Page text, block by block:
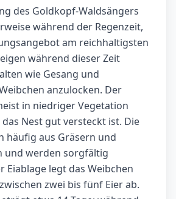
des Goldkopf-Waldsängers
während der Regenzeit,
am reichhaltigsten
während dieser Zeit
wie Gesang und
anzulocken. Der
in niedriger Vegetation
Nest gut versteckt ist. Die
häufig aus Gräsern und
und werden sorgfältig
Eiablage legt das Weibchen
zwei bis fünf Eier ab.